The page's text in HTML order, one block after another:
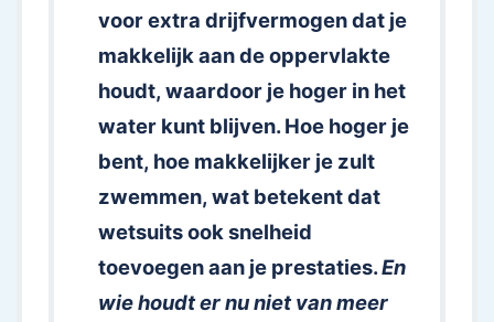
voor extra drijfvermogen dat je
makkelijk aan de oppervlakte
houdt, waardoor je hoger in het
water kunt blijven. Hoe hoger je
bent, hoe makkelijker je zult
zwemmen, wat betekent dat
wetsuits ook snelheid
toevoegen aan je prestaties.En
wie houdt er nu niet van meer